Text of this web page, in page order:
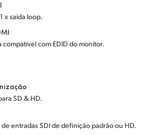
x saída loop.
compatível com EDID do monitor.
SD & HD.
entradas SDI de definição padrão ou HD.